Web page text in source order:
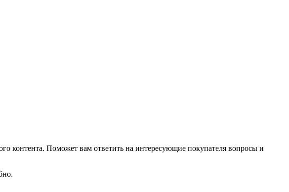
контента. Поможет вам ответить на интересующие покупателя вопросы и